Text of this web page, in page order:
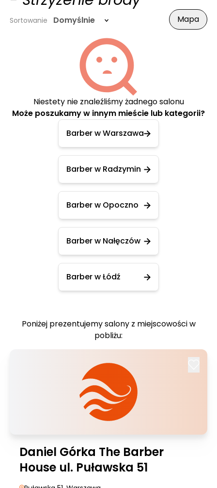
Sortowanie Domyślnie Mapa
Niestety nie znaleźliśmy żadnego salonu
Może poszukamy w innym mieście lub kategorii?
Barber w Warszawa
Barber w Radzymin
Barber w Opoczno
Barber w Nałęczów
Barber w Łódź
Poniżej prezentujemy salony z miejscowości w
pobliżu:
Daniel Górka The Barber
House ul. Puławska 51